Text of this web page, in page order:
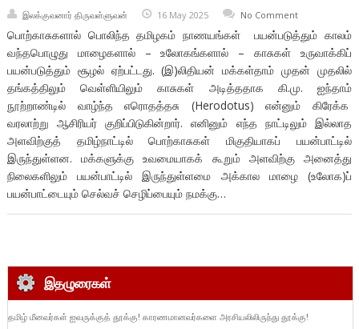
இலக்குவனார் திருவள்ளுவன் 16 May 2025 No Comment
பொற்காசுகளால் பொலிந்த தமிழகம் நாணயங்கள் பயன்படுத்தும் காலம்
வந்தபொழுது மாழைகளால் – உலோகங்களால் – காசுகள் உருவாக்கிப்
பயன்படுத்தும் சூழல் ஏற்பட்டது. (இ)லிதியன் மக்கள்தாம் முதன் முதலில்
தங்கத்திலும் வெள்ளியிலும் காசுகள் அடித்ததாக கி.மு. ஐந்தாம்
நூற்றாண்டில் வாழ்ந்த எரொதத்தசு (Herodotus) என்னும் கிரேக்க
வரலாற்று ஆசிரியர் குறிப்பிடுகின்றார். எனினும் எந்த நாட்டிலும் இல்லாத
அளவிற்குத் தமிழ்நாட்டில் பொற்காசுகள் மிகுதியாகப் பயன்பாட்டில்
இருந்துள்ளன. மக்களுக்கு உவமையாகக் கூறும் அளவிற்கு அனைத்து
நிலைகளிலும் பயன்பாட்டில் இருந்துள்ளமை அக்கால மாழை (உலோக)ப்
பயன்பாட்டையும் செல்வச் செழிப்பையும் நமக்கு…
இதழுரைகள்
தமிழ் மீனவர்கள் ஐவருக்குத் தூக்கு! காரணமானவர்களை அரசியலிலிருந்து தூக்கு!